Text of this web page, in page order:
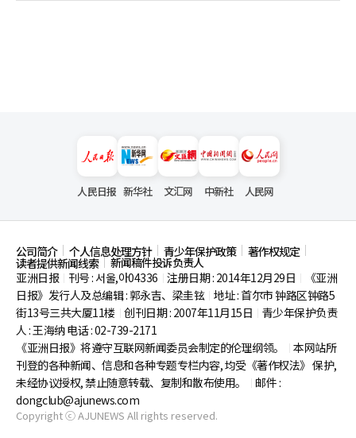
人民日报 新华社 文汇网 中新社 人民网
公司简介 个人信息处理方针 青少年保护政策 著作权规定
读者提供新闻线索
新闻稿件投诉负责人
亚洲日报
刊号 : 서울,아04336 注册日期 : 2014年12月29日
《亚洲
日报》发行人及总编辑 : 郭永吉、梁圭铉 地址 : 首尔市钟路区钟路5
街13号三共大厦11楼 创刊日期 : 2007年11月15日
青少年保护负责
人 : 王海纳 电话 : 02-739-2171
《亚洲日报》将遵守互联网新闻委员会制定的伦理纲领。
本网站所
刊登的各种新闻、信息和各种专题专栏内容, 均受《著作权法》 保护,
未经协议授权, 禁止随意转载、复制和散布使用。
邮件 :
dongclub@ajunews.com
Copyright ⓒ AJUNEWS All rights reserved.